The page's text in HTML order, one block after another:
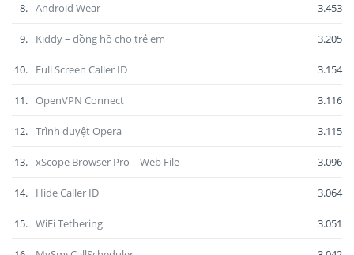
8. Android Wear 3.453
9. Kiddy – đồng hồ cho trẻ em 3.205
10. Full Screen Caller ID 3.154
11. OpenVPN Connect 3.116
12. Trình duyệt Opera 3.115
13. xScope Browser Pro – Web File 3.096
14. Hide Caller ID 3.064
15. WiFi Tethering 3.051